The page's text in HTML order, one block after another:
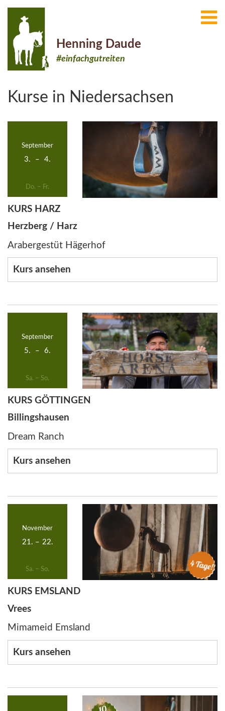
Henning Daude
#einfachgutreiten
Kurse in Niedersachsen
3. – 4.
September
Do. – Fr.
KURS HARZ
Herzberg / Harz
Arabergestüt Hägerhof
Kurs ansehen
5. – 6.
September
Sa. – So.
KURS GÖTTINGEN
Billingshausen
Dream Ranch
Kurs ansehen
21. – 22.
November
Sa. – So.
KURS EMSLAND
Vrees
Mimameid Emsland
Kurs ansehen